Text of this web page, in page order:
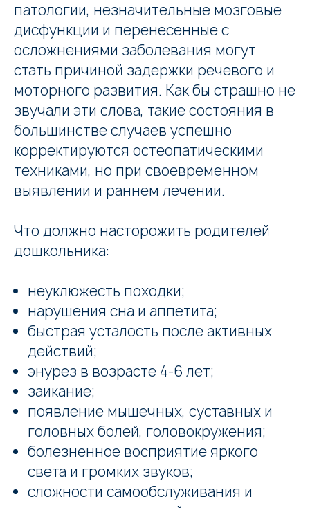
патологии, незначительные мозговые
дисфункции и перенесенные с
осложнениями заболевания могут
стать причиной задержки речевого и
моторного развития. Как бы страшно не
звучали эти слова, такие состояния в
большинстве случаев успешно
корректируются остеопатическими
техниками, но при своевременном
выявлении и раннем лечении.
Что должно насторожить родителей
дошкольника:
неуклюжесть походки;
нарушения сна и аппетита;
быстрая усталость после активных
действий;
энурез в возрасте 4-6 лет;
заикание;
появление мышечных, суставных и
головных болей, головокружения;
болезненное восприятие яркого
света и громких звуков;
сложности самообслуживания и